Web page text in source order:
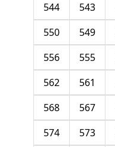
543
544
549
550
555
556
561
562
567
568
573
574